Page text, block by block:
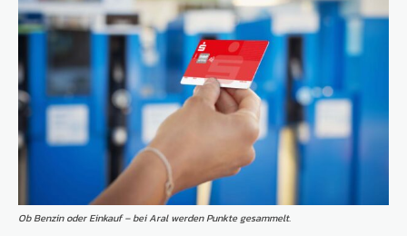
Ob Benzin oder Einkauf – bei Aral werden Punkte gesammelt.